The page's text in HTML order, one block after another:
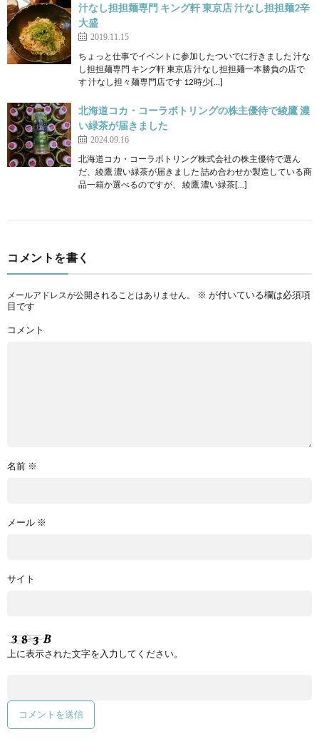
汁なし担担麺専門 キング軒 東京店 汁なし担担麺2辛
大盛
2019.11.15
ちょっと仕事でイベントに参加したついでに行きました 汁な
し担担麺専門 キング軒 東京店 汁なし担担麺一本勝負の店で
す 汁なし担々麺専門店です 12時少[…]
北海道コカ・コーラボトリングの株主優待で綾鷹 濃
い緑茶が届きました
2024.09.16
北海道コカ・コーラボトリング株式会社の株主優待で選ん
だ、綾鷹 濃い緑茶が届きました 詰め合わせか製造している商
品一箱か選べるのですが、 綾鷹 濃い緑茶[…]
コメントを書く
メールアドレスが公開されることはありません。 ※ が付いている欄は必須項
目です
コメント
名前 ※
メール ※
サイト
上に表示された文字を入力してください。